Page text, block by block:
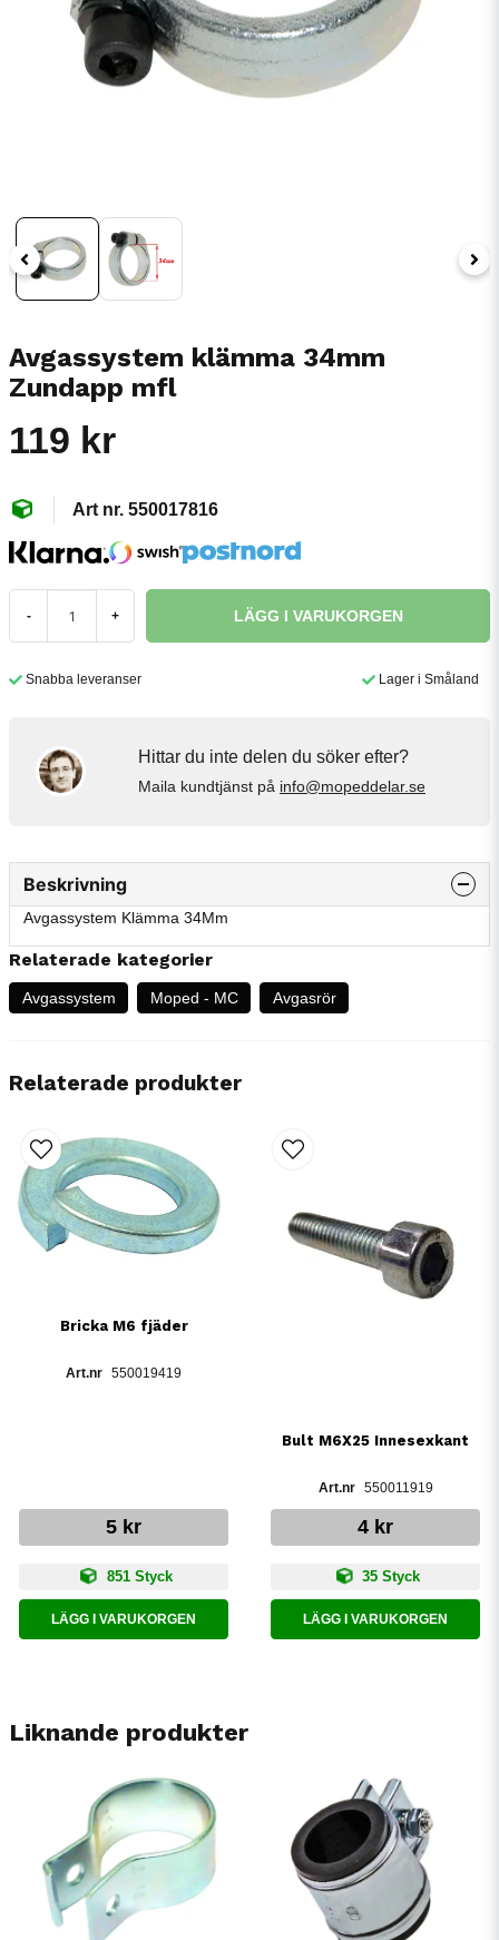
Avgassystem klämma 34mm
Zundapp mfl
119 kr
550017816
- + LÄGG I VARUKORGEN
Snabba leveranser Lager i Småland
Hittar du inte delen du söker efter?
Maila kundtjänst på info@mopeddelar.se
Beskrivning
Avgassystem Klämma 34Mm
Relaterade kategorier
Avgassystem Moped - MC Avgasrör
Relaterade produkter
Bricka M6 fjäder
550019419
5 kr
851 Styck
LÄGG I VARUKORGEN
Bult M6X25 Innesexkant
550011919
4 kr
35 Styck
LÄGG I VARUKORGEN
Liknande produkter